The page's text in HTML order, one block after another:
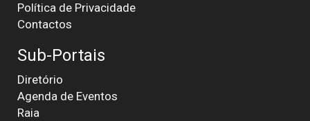
Política de Privacidade
Contactos
Sub-Portais
Diretório
Agenda de Eventos
Raia